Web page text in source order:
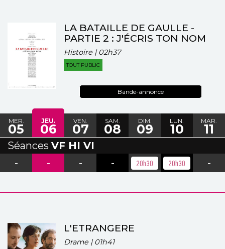
LA BATAILLE DE GAULLE -
PARTIE 2 : J'ÉCRIS TON NOM
Histoire | 02h37
TOUT PUBLIC
Bande-annonce
MER.
05
JEU.
06
VEN.
07
SAM.
08
DIM.
09
LUN.
10
MAR.
11
Séances VF HI VI
-
- - - 20h30 20h30 -
L'ETRANGERE
Drame | 01h41